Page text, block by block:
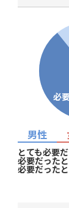
必
男性
とても必要
必要だった
必要だった